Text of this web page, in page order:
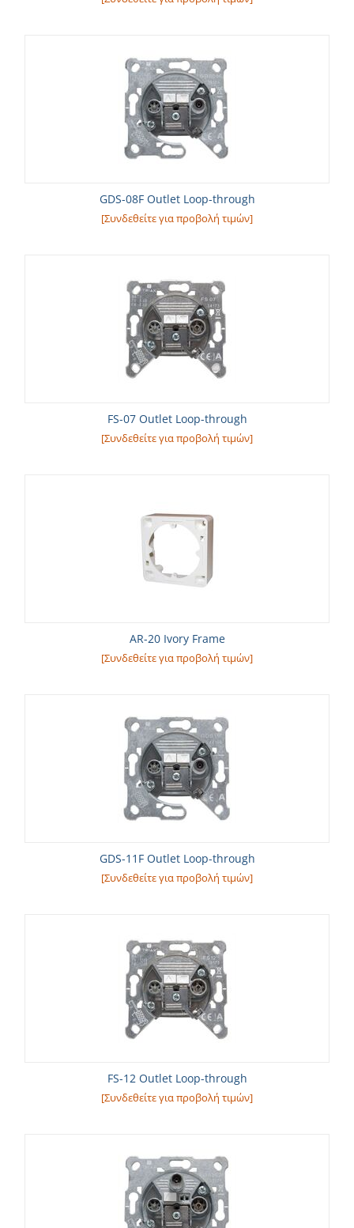
GDS-08F Outlet Loop-through
[Συνδεθείτε για προβολή τιμών]
FS-07 Outlet Loop-through
[Συνδεθείτε για προβολή τιμών]
AR-20 Ivory Frame
[Συνδεθείτε για προβολή τιμών]
GDS-11F Outlet Loop-through
[Συνδεθείτε για προβολή τιμών]
FS-12 Outlet Loop-through
[Συνδεθείτε για προβολή τιμών]